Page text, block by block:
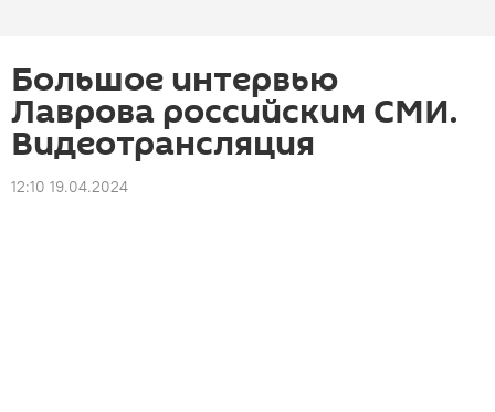
Большое интервью
Лаврова российским СМИ.
Видеотрансляция
12:10 19.04.2024